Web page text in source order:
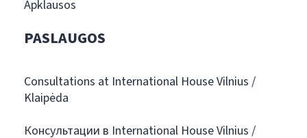
Apklausos
PASLAUGOS
Consultations at International House Vilnius /
Klaipėda
Консультации в International House Vilnius /